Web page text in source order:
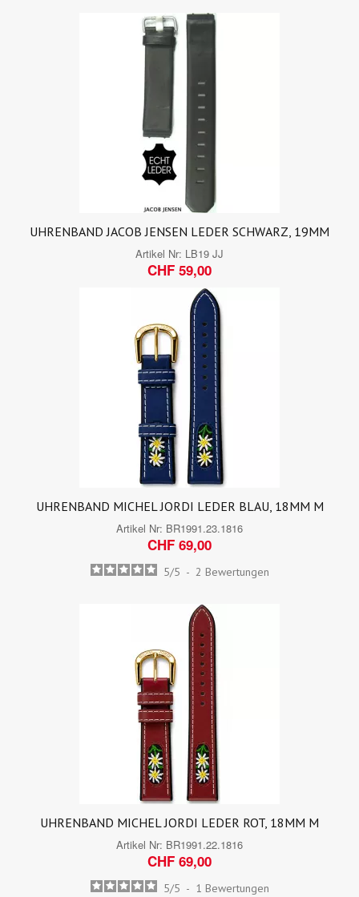
UHRENBAND JACOB JENSEN LEDER SCHWARZ, 19MM
Artikel Nr: LB19 JJ
CHF 59,00
UHRENBAND MICHEL JORDI LEDER BLAU, 18MM M
Artikel Nr: BR1991.23.1816
CHF 69,00
5/5 - 2 Bewertungen
UHRENBAND MICHEL JORDI LEDER ROT, 18MM M
Artikel Nr: BR1991.22.1816
CHF 69,00
5/5 - 1 Bewertungen